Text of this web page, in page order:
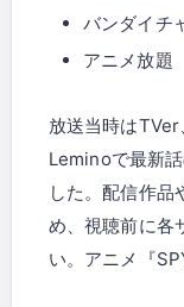
バンダイチ
アニメ放題
放送当時はTVer
Leminoで最新
した。配信作品
め、視聴前に各
い。アニメ『